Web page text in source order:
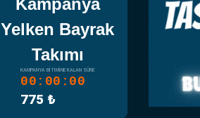
Kampanya
Yelken Bayrak
Takımı
KAMPANYA BITIMINE KALAN SÜRE
00:00:00
775 ₺